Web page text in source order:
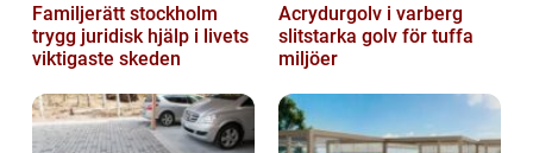
Familjerätt stockholm
trygg juridisk hjälp i livets
viktigaste skeden
Acrydurgolv i varberg
slitstarka golv för tuffa
miljöer